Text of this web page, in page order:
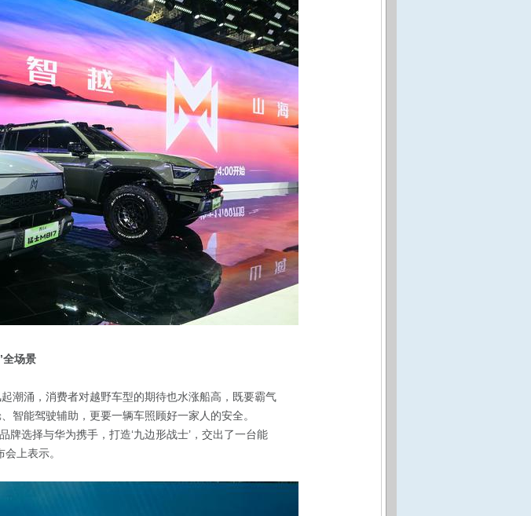
全场景
潮涌，消费者对越野车型的期待也水涨船高，既要霸气
智能驾驶辅助，更要一辆车照顾好一家人的安全。
牌选择与华为携手，打造‘九边形战士’，交出了一台能
上表示。